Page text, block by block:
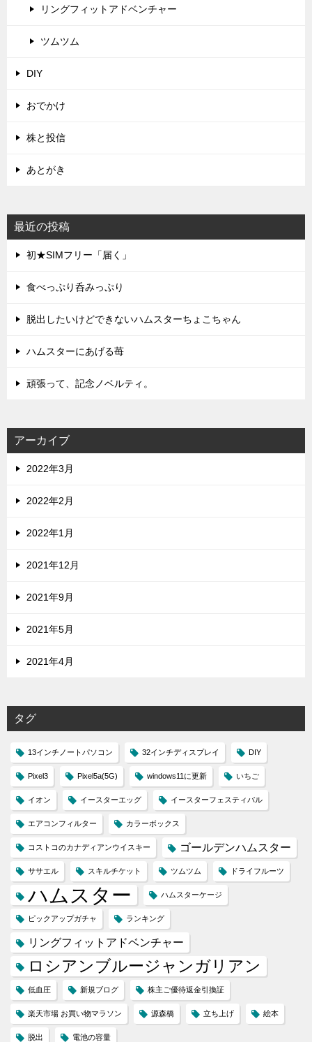
リングフィットアドベンチャー
ツムツム
DIY
おでかけ
株と投信
あとがき
最近の投稿
初★SIMフリー「届く」
食べっぷり呑みっぷり
脱出したいけどできないハムスターちょこちゃん
ハムスターにあげる苺
頑張って、記念ノベルティ。
アーカイブ
2022年3月
2022年2月
2022年1月
2021年12月
2021年9月
2021年5月
2021年4月
タグ
13インチノートパソコン 32インチディスプレイ DIY
Pixel3 Pixel5a(5G) windows11に更新 いちご
イオン イースターエッグ イースターフェスティバル
エアコンフィルター カラーボックス
コストコのカナディアンウイスキー ゴールデンハムスター
ササエル スキルチケット ツムツム ドライフルーツ
ハムスター ハムスターケージ
ピックアップガチャ ランキング
リングフィットアドベンチャー
ロシアンブルージャンガリアン
低血圧 新規ブログ 株主ご優待返金引換証
楽天市場 お買い物マラソン 源森橋 立ち上げ 絵本
脱出 電池の容量